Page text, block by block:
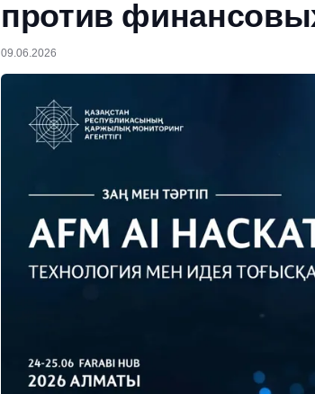
против
09.06.2026